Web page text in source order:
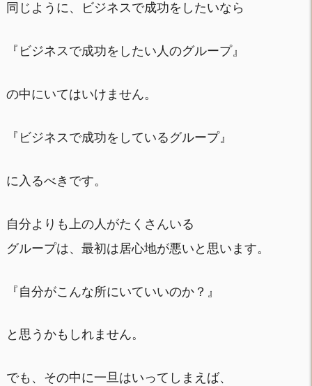
同じように、ビジネスで成功をしたいなら
『ビジネスで成功をしたい人のグループ』
の中にいてはいけません。
『ビジネスで成功をしているグループ』
に入るべきです。
自分よりも上の人がたくさんいる
グループは、最初は居心地が悪いと思います。
『自分がこんな所にいていいのか？』
と思うかもしれません。
でも、その中に一旦はいってしまえば、